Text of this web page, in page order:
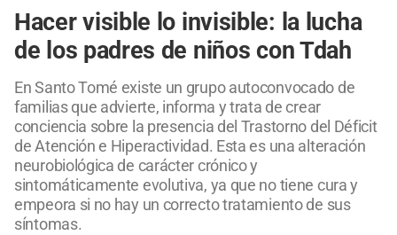
Hacer visible lo invisible: la lucha
de los padres de niños con Tdah
En Santo Tomé existe un grupo autoconvocado de
familias que advierte, informa y trata de crear
conciencia sobre la presencia del Trastorno del Déficit
de Atención e Hiperactividad. Esta es una alteración
neurobiológica de carácter crónico y
sintomáticamente evolutiva, ya que no tiene cura y
empeora si no hay un correcto tratamiento de sus
síntomas.